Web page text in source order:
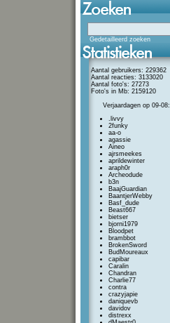
Gedetailleerd zoeken
Aantal gebruikers: 229362
Aantal reacties: 3133020
Aantal foto's: 27273
Foto's in Mb: 2159120
Verjaardagen op 09-08:
.livvy
2funky
aa-o
agassie
Aineo
ajrsmeekes
aprildewinter
araph0r
Archeodude
b3n
BaajGuardian
BaantjerWebby
Basf_dude
Beast667
bietser
bjorni1979
Bloodpet
brambbot
BrokenSword
BudMoureaux
capibar
Caralin
Chandran
Charlie77
contra
crazyjapie
daniquevb
davidov
distrexx